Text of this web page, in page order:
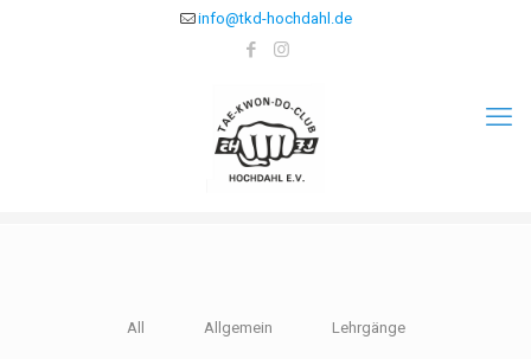
info@tkd-hochdahl.de
All Allgemein Lehrgänge